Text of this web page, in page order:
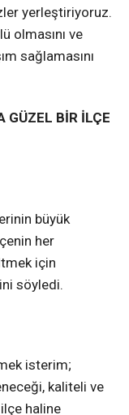
yerleştiriyoruz.
olmasını ve
sağlamasını
GÜZEL BİR İLÇE
büyük
her
için
söyledi.
isterim;
kaliteli ve
haline